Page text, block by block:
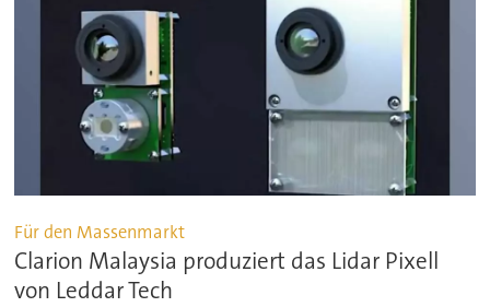
Für den Massenmarkt
Clarion Malaysia produziert das Lidar Pixell
von Leddar Tech